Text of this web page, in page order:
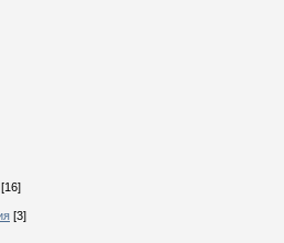
[16]
[3]